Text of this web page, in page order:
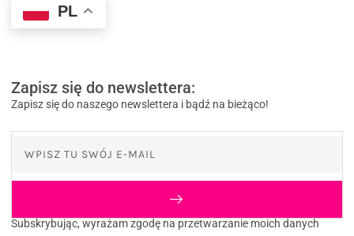
PL
Zapisz się do newslettera:
Zapisz się do naszego newslettera i bądź na bieżąco!
Subskrybując, wyrażam zgodę na przetwarzanie moich danych